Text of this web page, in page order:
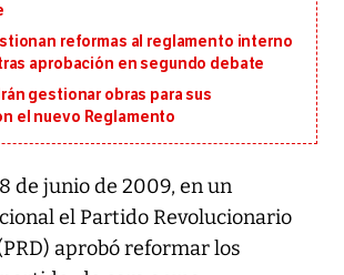
reformas al reglamento interno
aprobación en segundo debate
gestionar obras para sus
el nuevo Reglamento
de junio de 2009, en un
el Partido Revolucionario
aprobó reformar los